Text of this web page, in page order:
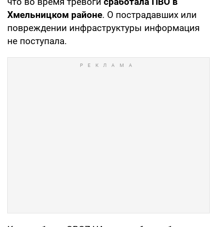
Хмельницком районе. О пострадавших или
повреждении инфраструктуры информация
не поступала.